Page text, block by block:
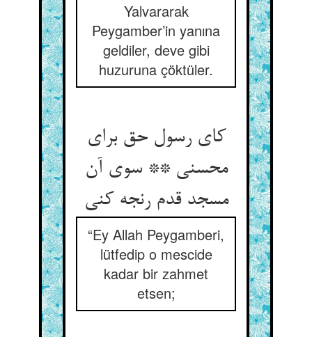
Yalvararak
Peygamber’in yanına
geldiler, deve gibi
huzuruna çöktüler.
کای رسول حق برای
محسنی ** سوی آن
مسجد قدم رنجه کنی‏
“Ey Allah Peygamberi,
lütfedip o mescide
kadar bir zahmet
etsen;